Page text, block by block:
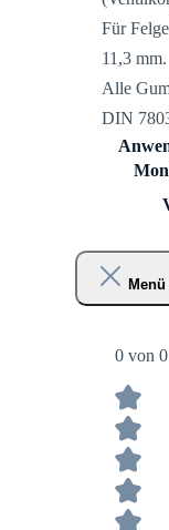
Für
11,3 mm.
Alle
DIN
0 von